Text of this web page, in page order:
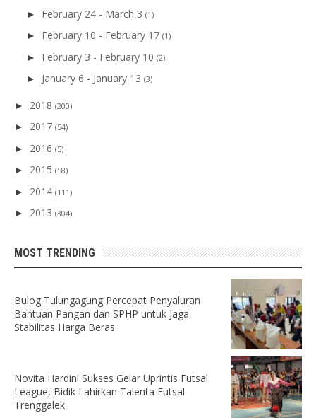
► February 24 - March 3 (1)
► February 10 - February 17 (1)
► February 3 - February 10 (2)
► January 6 - January 13 (3)
► 2018 (200)
► 2017 (54)
► 2016 (5)
► 2015 (58)
► 2014 (111)
► 2013 (304)
MOST TRENDING
Bulog Tulungagung Percepat Penyaluran
Bantuan Pangan dan SPHP untuk Jaga
Stabilitas Harga Beras
Novita Hardini Sukses Gelar Uprintis Futsal
League, Bidik Lahirkan Talenta Futsal
Trenggalek